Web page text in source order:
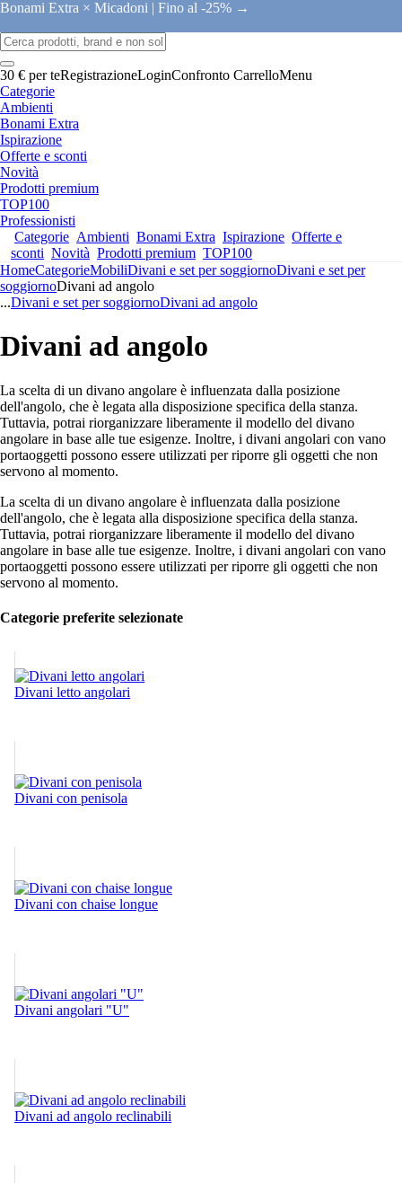
Bonami Extra × Micadoni | Fino al -25% →
30 € per teRegistrazioneLoginConfronto CarrelloMenu
Categorie
Ambienti
Bonami Extra
Ispirazione
Offerte e sconti
Novità
Prodotti premium
TOP100
Professionisti
Categorie Ambienti Bonami Extra Ispirazione Offerte e
sconti Novità Prodotti premium TOP100
HomeCategorieMobiliDivani e set per soggiornoDivani e set per
soggiornoDivani ad angolo
...Divani e set per soggiornoDivani ad angolo
Divani ad angolo
La scelta di un divano angolare è influenzata dalla posizione
dell'angolo, che è legata alla disposizione specifica della stanza.
Tuttavia, potrai riorganizzare liberamente il modello del divano
angolare in base alle tue esigenze. Inoltre, i divani angolari con vano
portaoggetti possono essere utilizzati per riporre gli oggetti che non
servono al momento.
La scelta di un divano angolare è influenzata dalla posizione
dell'angolo, che è legata alla disposizione specifica della stanza.
Tuttavia, potrai riorganizzare liberamente il modello del divano
angolare in base alle tue esigenze. Inoltre, i divani angolari con vano
portaoggetti possono essere utilizzati per riporre gli oggetti che non
servono al momento.
Categorie preferite selezionate
Divani letto angolari
Divani con penisola
Divani con chaise longue
Divani angolari "U"
Divani ad angolo reclinabili